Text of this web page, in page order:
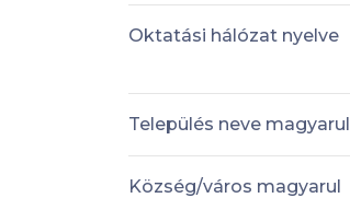
Oktatási hálózat nyelve
Település neve magyarul
Község/város magyarul